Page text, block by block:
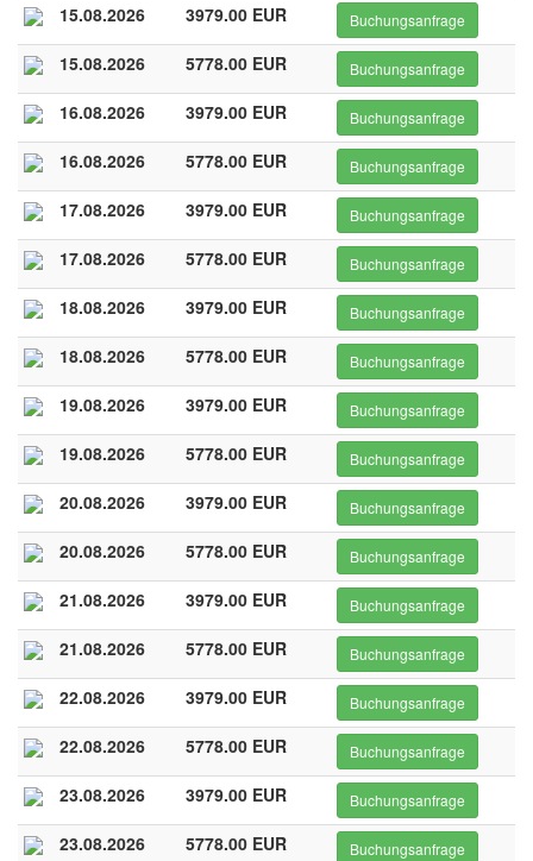
15.08.2026 3979.00 EUR Buchungsanfrage
15.08.2026 5778.00 EUR Buchungsanfrage
16.08.2026 3979.00 EUR Buchungsanfrage
16.08.2026 5778.00 EUR Buchungsanfrage
17.08.2026 3979.00 EUR Buchungsanfrage
17.08.2026 5778.00 EUR Buchungsanfrage
18.08.2026 3979.00 EUR Buchungsanfrage
18.08.2026 5778.00 EUR Buchungsanfrage
19.08.2026 3979.00 EUR Buchungsanfrage
19.08.2026 5778.00 EUR Buchungsanfrage
20.08.2026 3979.00 EUR Buchungsanfrage
20.08.2026 5778.00 EUR Buchungsanfrage
21.08.2026 3979.00 EUR Buchungsanfrage
21.08.2026 5778.00 EUR Buchungsanfrage
22.08.2026 3979.00 EUR Buchungsanfrage
22.08.2026 5778.00 EUR Buchungsanfrage
23.08.2026 3979.00 EUR Buchungsanfrage
23.08.2026 5778.00 EUR Buchungsanfrage